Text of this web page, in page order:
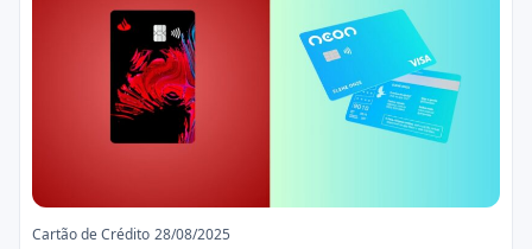
Cartão de Crédito 28/08/2025